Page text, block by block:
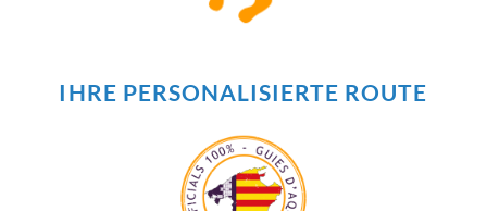
IHRE PERSONALISIERTE ROUTE